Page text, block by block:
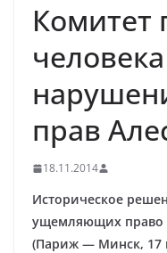
Комитет
прав
18.11.2014
Историческое
ущемляющих право
(Париж — Минск, 17